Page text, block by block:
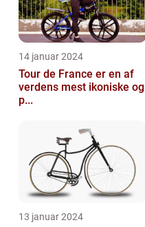
14 januar 2024
Tour de France er en af
verdens mest ikoniske og
p...
13 januar 2024